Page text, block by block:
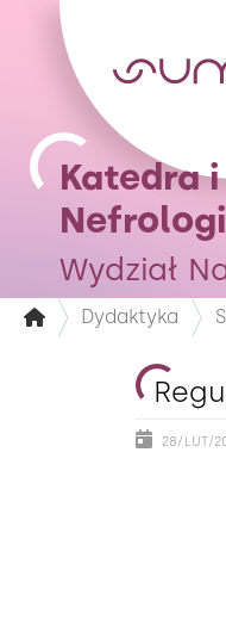
Katedra
Wydział
Dydaktyka
28/LUT/